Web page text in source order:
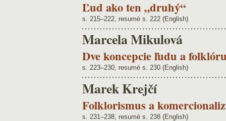
Ľud ako ten „druhý“
s. 215–222, resumé s. 222 (English)
Marcela Mikulová
Dve koncepcie ľudu a
s. 223–230, resumé s. 230 (English)
Marek Krejčí
Folklorismus a
s. 231–238, resumé s. 238 (English)